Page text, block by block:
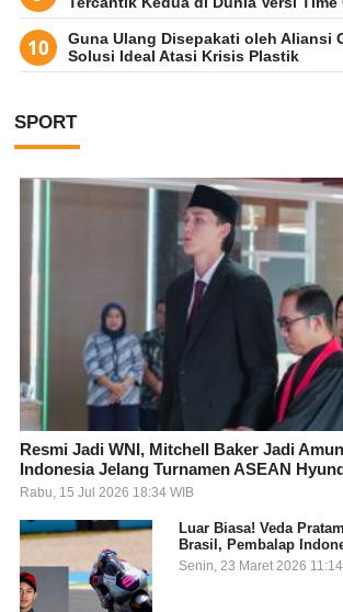
Guna Ulang Disepakati oleh Aliansi
Solusi Ideal Atasi Krisis Plastik
SPORT
Resmi Jadi WNI, Mitchell Baker Jadi
Indonesia Jelang Turnamen ASEAN
Rabu, 15 Jul 2026 18:34 WIB
Luar Biasa! Veda
Brasil, Pembalap
Grand Prix
Senin, 23 Maret 2026